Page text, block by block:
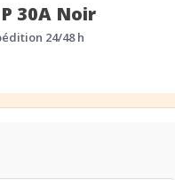
30A Noir
24/48 h